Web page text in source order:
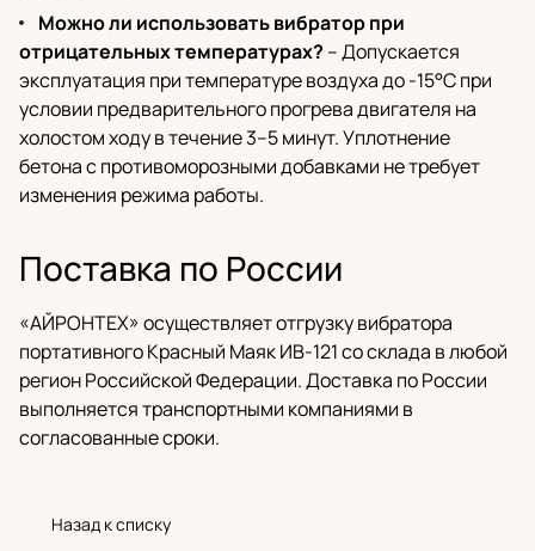
Можно ли использовать вибратор при
отрицательных температурах? – Допускается
эксплуатация при температуре воздуха до -15°C при
условии предварительного прогрева двигателя на
холостом ходу в течение 3–5 минут. Уплотнение
бетона с противоморозными добавками не требует
изменения режима работы.
Поставка по России
«АЙРОНТЕХ» осуществляет отгрузку вибратора
портативного Красный Маяк ИВ-121 со склада в любой
регион Российской Федерации. Доставка по России
выполняется транспортными компаниями в
согласованные сроки.
Назад к списку